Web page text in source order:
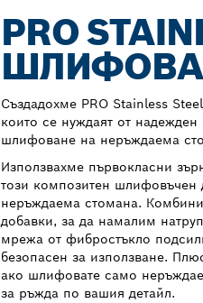
PRO
Създадохме PRO Stainless
които се нуждаят от
шлифоване на неръждаема
Използвахме първокласни
този композитен
неръждаема стомана.
добавки, за да намалим
мрежа от фибростъкло
безопасен за използване.
ако шлифовате само
за ръжда по вашия детайл.